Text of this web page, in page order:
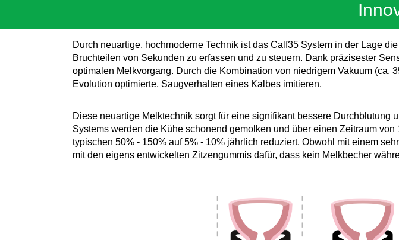
Durch neuartige, hochmoderne Technik ist das Calf35 System in der Lage
Bruchteilen von Sekunden zu erfassen und zu steuern. Dank präzisester
optimalen Melkvorgang. Durch die Kombination von niedrigem Vakuum (ca.
Evolution optimierte, Saugverhalten eines Kalbes imitieren.
Diese neuartige Melktechnik sorgt für eine signifikant bessere
Systems werden die Kühe schonend gemolken und über einen Zeitraum
typischen 50% - 150% auf 5% - 10% jährlich reduziert. Obwohl mit einem
mit den eigens entwickelten Zitzengummis dafür, dass kein Melkbecher